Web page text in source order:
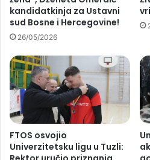
kandidatkinja za Ustavni
sud Bosne i Hercegovine!
26/05/2026
FTOS osvojio
Univerzitetsku ligu u Tuzli: